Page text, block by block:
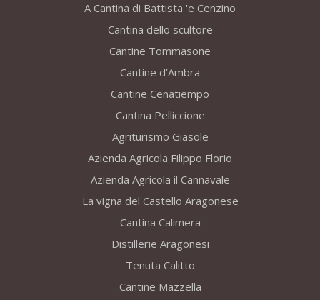
A Cantina di Battista 'e Cenzino
Cantina dello scultore
Cantine Tommasone
Cantine d’Ambra
Cantine Cenatiempo
Cantina Pelliccione
Agriturismo Giasole
Azienda Agricola Filippo Florio
Azienda Agricola il Cannavale
La vigna del Castello Aragonese
Cantina Calimera
Distillerie Aragonesi
Tenuta Calitto
Cantine Mazzella